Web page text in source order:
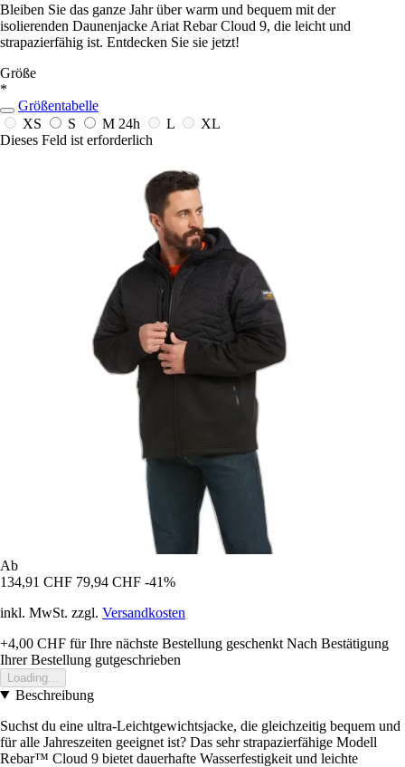
Bleiben Sie das ganze Jahr über warm und bequem mit der
isolierenden Daunenjacke Ariat Rebar Cloud 9, die leicht und
strapazierfähig ist. Entdecken Sie sie jetzt!
Größe
*
Größentabelle
XS
S M 24h L
XL
Dieses Feld ist erforderlich
Ab
134,91 CHF 79,94 CHF -41%
inkl. MwSt. zzgl. Versandkosten
+4,00 CHF für Ihre nächste Bestellung geschenkt Nach Bestätigung
Ihrer Bestellung gutgeschrieben
Loading...
Beschreibung
Suchst du eine ultra-Leichtgewichtsjacke, die gleichzeitig bequem und
für alle Jahreszeiten geeignet ist? Das sehr strapazierfähige Modell
Rebar™ Cloud 9 bietet dauerhafte Wasserfestigkeit und leichte